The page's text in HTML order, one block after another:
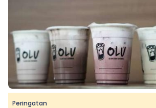
Peringatan